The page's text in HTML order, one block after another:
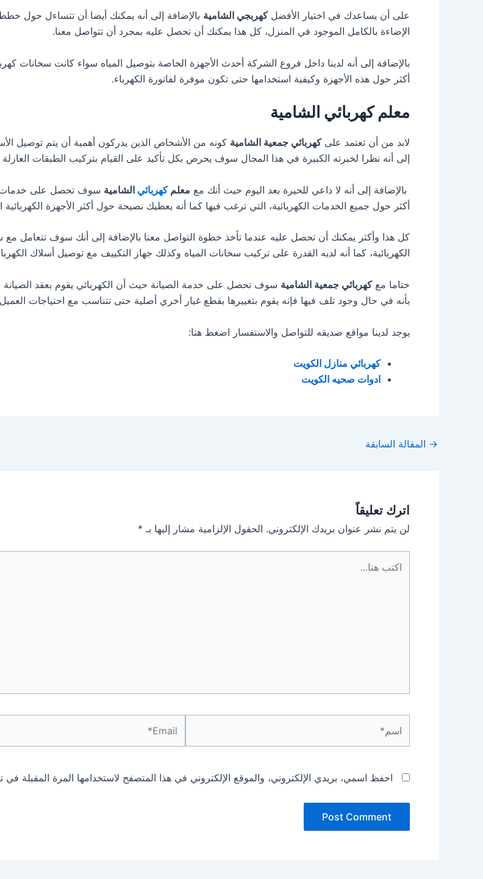
على أن يساعدك في اختيار الأفضلكهربجي الشامية بالإضافة إلى أنه يمكنك أيضا أن تتساءل حول
الإضاءة بالكامل الموجود في المنزل، كل هذا يمكنك أن تحصل عليه بمجرد أن تتواصل معنا.
بالإضافة إلى أنه لدينا داخل فروع الشركة أحدث الأجهزة الخاصة بتوصيل المياه سواء كانت سخانات
أكثر حول هذه الأجهزة وكيفية استخدامها حتى تكون موفرة لفاتورة الكهرباء.
معلم كهربائي الشامية
لابد من أن تعتمد علىكهربائي جمعية الشامية كونه من الأشخاص الذين يدركون أهمية أن يتم توصيل
إلى أنه نظرا لخبرته الكبيرة في هذا المجال سوف يحرص بكل تأكيد على القيام بتركيب الطبقات
بالإضافة إلى أنه لا داعي للحيرة بعد اليوم حيث أنك مع معلمكهربائي الشامية سوف تحصل على خدمات
أكثر حول جميع الخدمات الكهربائية، التي ترغب فيها كما أنه يعطيك نصيحة حول أكثر الأجهزة الكهربائية
كل هذا وأكثر يمكنك أن تحصل عليه عندما تأخذ خطوة التواصل معنا بالإضافة إلى أنك سوف تتعامل
الكهربائية، كما أنه لديه القدرة على تركيب سخانات المياه وكذلك جهاز التكييف مع توصيل أسلاك
ختاما معكهربائي جمعية الشامية سوف تحصل على خدمة الصيانة حيث أن الكهربائي يقوم بعقد الصيانة
بأنه في حال وجود تلف فيها فإنه يقوم بتغييرها بقطع غيار أخري أصلية حتى تتناسب مع احتياجات
يوجد لدينا مواقع صديقه للتواصل والاستفسار اضغط هنا:
كهربائي منازل الكويت
ادوات صحيه الكويت
Post
→ المقالة السابقة
اترك تعليقاً
لن يتم نشر عنوان بريدك الإلكتروني. الحقول الإلزامية مشار إليها بـ *
هنا...
احفظ اسمي، بريدي الإلكتروني، والموقع الإلكتروني في هذا المتصفح لاستخدامها المرة المقبلة في